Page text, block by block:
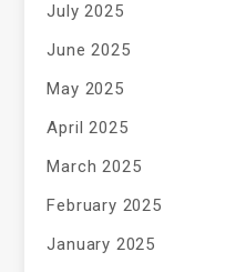
July 2025
June 2025
May 2025
April 2025
March 2025
February 2025
January 2025